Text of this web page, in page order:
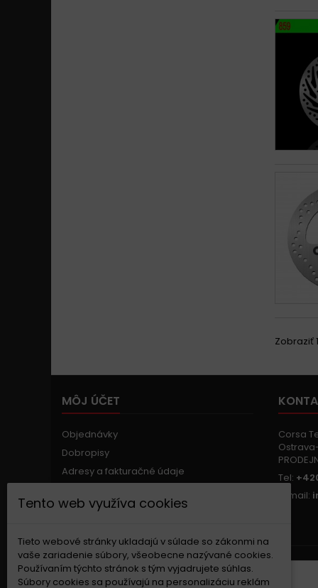
Zobraziť
MÔJ ÚČET
Objednávky
Dobropisy
Adresy a fakturačné údaje
Zľavové kupóny
Corsa
Tel:
E-mail:
ZASIELANIE NOVINIEK
Tento web využíva cookies
Tieto webové stránky ukladajú v súlade so zákonmi na
vaše zariadenie súbory, všeobecne nazývané cookies.
Používaním týchto stránok s tým vyjadrujete súhlas.
Súbory cookies sa používajú na personalizáciu reklám